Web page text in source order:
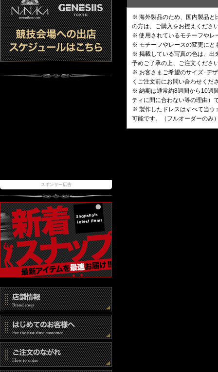
スポンサー広告
※ 海外製品のため、国内製品と
の方は、ご購入をお控えくださ
※ 使用されているモチーフやレ
※ モチーフやレースの変更にと
※ 掲載している写真の色は、出
予めご了承の上、ご注文くださ
※ お客さまご希望のサイズ･デ
くご注文前にお問い合わせくだ
※ 納期は通常約8週間から10週
ティに間に合わない等の理由）
※ 製作したドレスはすべて当ウ
可能です。（フルオーダーのみ